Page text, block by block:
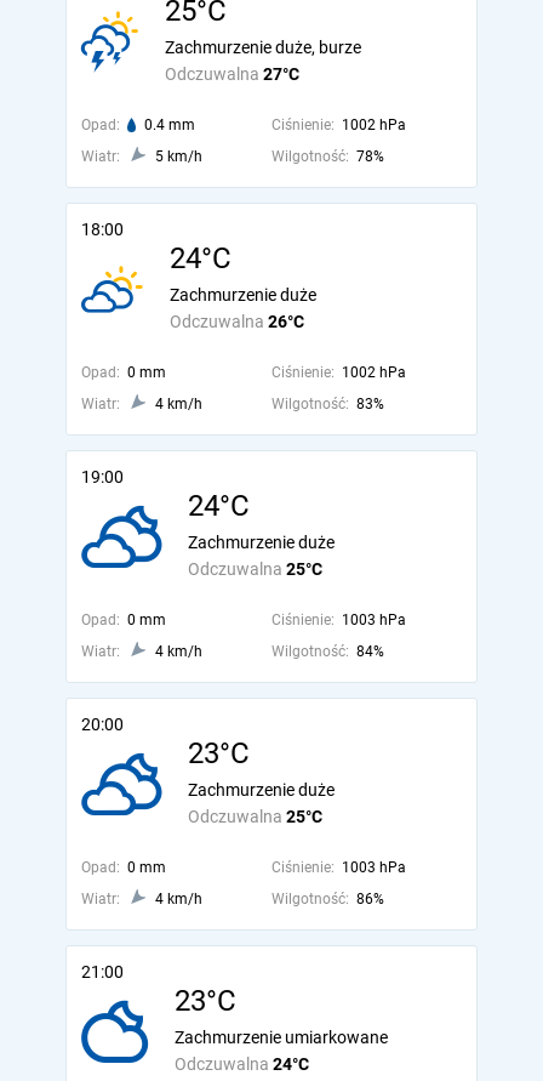
25°C
Odczuwalna 27°C
Zachmurzenie duże, burze
Opad: 0.4 mm Ciśnienie: 1002 hPa
Wiatr:
5 km/h Wilgotność: 78%
18:00
24°C
Odczuwalna 26°C
Zachmurzenie duże
Opad: 0 mm Ciśnienie: 1002 hPa
Wiatr:
4 km/h Wilgotność: 83%
19:00
24°C
Odczuwalna 25°C
Zachmurzenie duże
Opad: 0 mm Ciśnienie: 1003 hPa
Wiatr:
4 km/h Wilgotność: 84%
20:00
23°C
Odczuwalna 25°C
Zachmurzenie duże
Opad: 0 mm Ciśnienie: 1003 hPa
Wiatr:
4 km/h Wilgotność: 86%
21:00
23°C
Odczuwalna 24°C
Zachmurzenie umiarkowane